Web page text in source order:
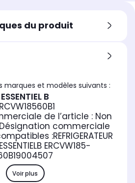
du produit
marques et modèles suivants :
ESSENTIEL B
de l’article : Non
Désignation commerciale
:REFRIGERATEUR
ERCVW185-
9004507
Voir plus